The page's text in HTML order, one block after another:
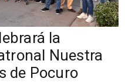
la
Nuestra
de Pocuro